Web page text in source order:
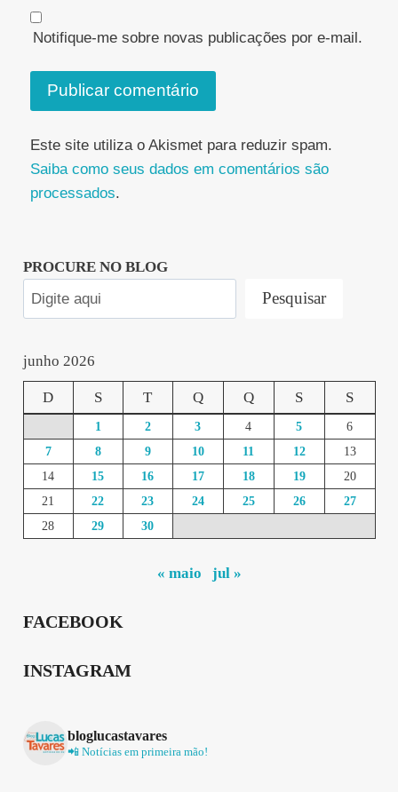
Notifique-me sobre novas publicações por e-mail.
Este site utiliza o Akismet para reduzir spam.
Saiba como seus dados em comentários são
processados.
PROCURE NO BLOG
Pesquisar
junho 2026
D S T Q Q S S
1 2 3 4 5
6
7
8 9 10 11 12
13
14
15 16 17 18 19
20
21
22 23 24 25 26
27
28
29 30
« maio jul »
FACEBOOK
INSTAGRAM
bloglucastavares
📲 Notícias em primeira mão!